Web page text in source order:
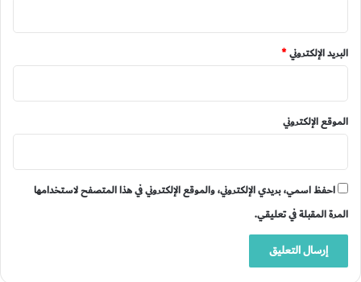
البريد الإلكتروني*
الموقع الإلكتروني
احفظ اسمي، بريدي الإلكتروني، والموقع الإلكتروني في هذا المتصفح لاستخدامها
المرة المقبلة في تعليقي.